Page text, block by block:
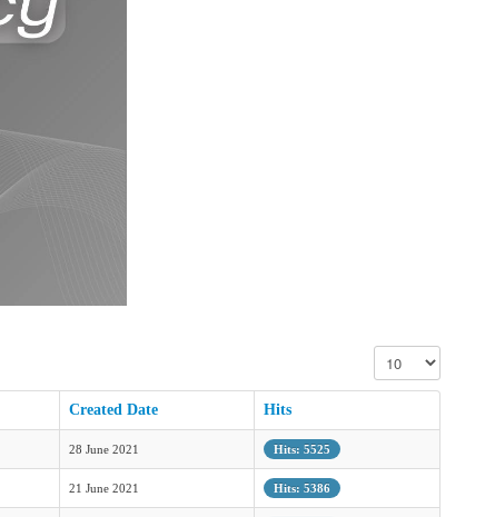
Display #
Created Date Hits
28 June 2021 Hits: 5525
21 June 2021 Hits: 5386